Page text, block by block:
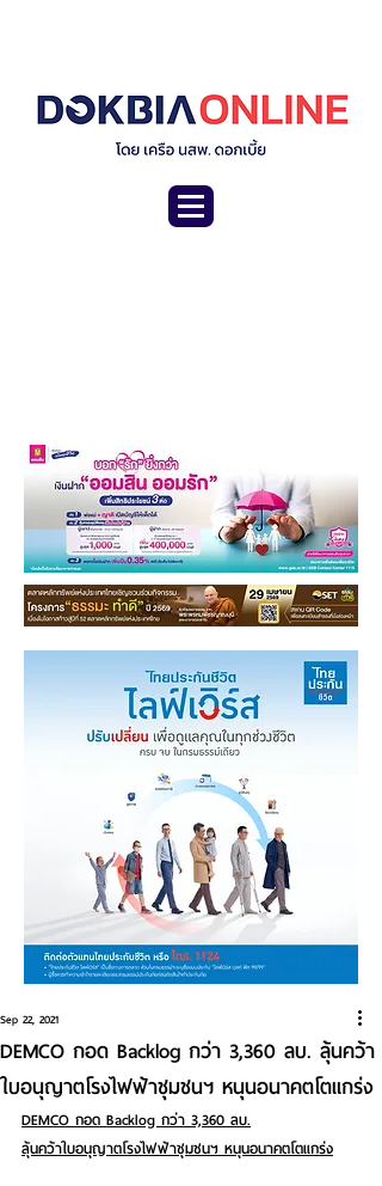
DEMCO กอด Backlog กว่า 3,360 ลบ. ลุ้นคว้า
ใบอนุญาตโรงไฟฟ้าชุมชนฯ หนุนอนาคตโตแกร่ง
Sep 22, 2021
DEMCO กอด Backlog กว่า 3,360 ลบ.
ลุ้นคว้าใบอนุญาตโรงไฟฟ้าชุมชนฯ หนุนอนาคตโตแกร่ง